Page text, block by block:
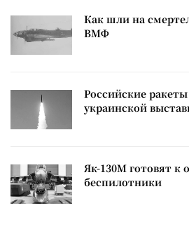
Как шли на
ВМФ
Российские
украинской
Як-130М готовят к
беспилотники